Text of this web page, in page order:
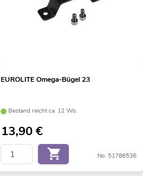
EUROLITE Omega-Bügel 23
Bestand reicht ca. 12 Wo.
13,90€
No. 51786536